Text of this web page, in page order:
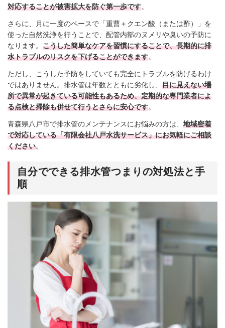
対応することが被害拡大を防ぐ第一歩です。
さらに、月に一度のペースで「重曹＋クエン酸（または酢）」を
使った自然洗浄を行うことで、配管内部のヌメリや臭いの予防に
なります。 こうした簡単なケアを習慣にすることで、長期的に排
水トラブルのリスクを下げることができます。
ただし、こうした予防をしていても完全にトラブルを防げるわけ
ではありません。排水管は年数とともに劣化し、 目に見えない場
所で異常が起きている可能性もあるため、定期的な専門業者によ
る点検と掃除も併せて行うとさらに安心です。
青森県八戸市で排水管のメンテナンスにお悩みの方は、 地域密着
で対応している「有限会社八戸水洗サービス」にお気軽にご相談
ください。
自分でできる排水管つまりの対処法と手
順